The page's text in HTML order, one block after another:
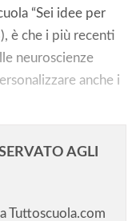
“Sei idee per
è che i più recenti
neuroscienze
anche i
AGLI
Tuttoscuola.com